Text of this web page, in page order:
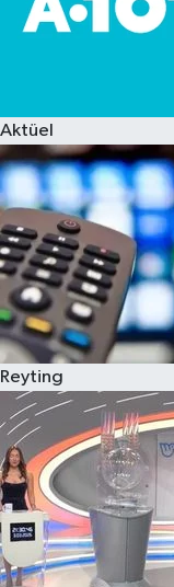
Aktüel
Reyting